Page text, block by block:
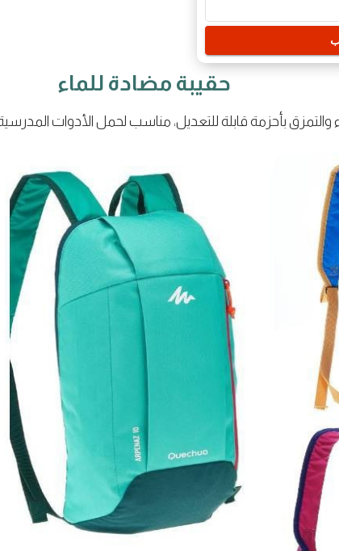
حقيبة مضادة للماء
والتمزق بأحزمة قابلة للتعديل، مناسب لحمل الأدوات